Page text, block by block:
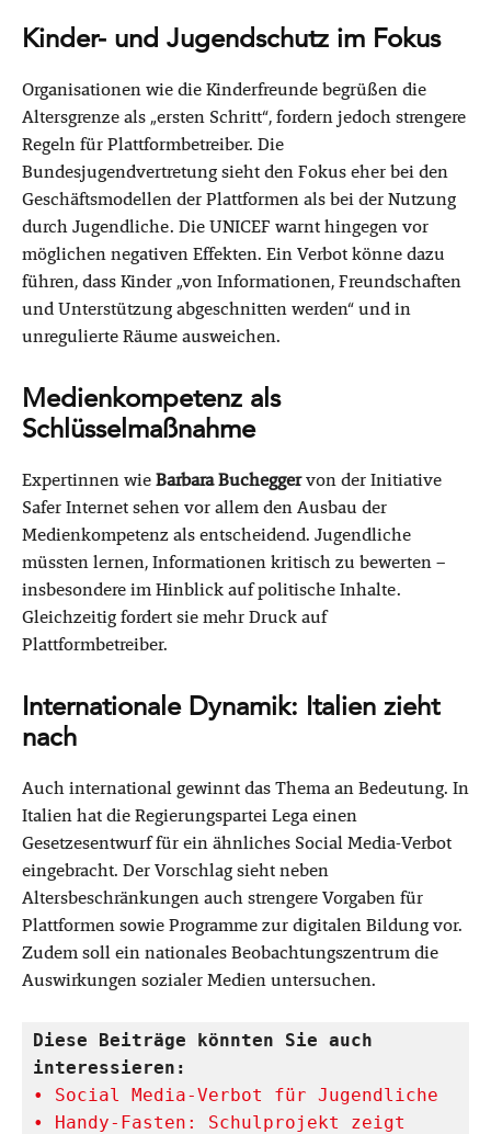
Kinder- und Jugendschutz im Fokus
Organisationen wie die Kinderfreunde begrüßen die
Altersgrenze als „ersten Schritt“, fordern jedoch strengere
Regeln für Plattformbetreiber. Die
Bundesjugendvertretung sieht den Fokus eher bei den
Geschäftsmodellen der Plattformen als bei der Nutzung
durch Jugendliche. Die UNICEF warnt hingegen vor
möglichen negativen Effekten. Ein Verbot könne dazu
führen, dass Kinder „von Informationen, Freundschaften
und Unterstützung abgeschnitten werden“ und in
unregulierte Räume ausweichen.
Medienkompetenz als
Schlüsselmaßnahme
Expertinnen wieBarbara Bucheggervon der Initiative
Safer Internet sehen vor allem den Ausbau der
Medienkompetenz als entscheidend. Jugendliche
müssten lernen, Informationen kritisch zu bewerten –
insbesondere im Hinblick auf politische Inhalte.
Gleichzeitig fordert sie mehr Druck auf
Plattformbetreiber.
Internationale Dynamik: Italien zieht
nach
Auch international gewinnt das Thema an Bedeutung. In
Italien hat die Regierungspartei Lega einen
Gesetzesentwurf für ein ähnliches Social Media-Verbot
eingebracht. Der Vorschlag sieht neben
Altersbeschränkungen auch strengere Vorgaben für
Plattformen sowie Programme zur digitalen Bildung vor.
Zudem soll ein nationales Beobachtungszentrum die
Auswirkungen sozialer Medien untersuchen.
Diese Beiträge könnten Sie auch
interessieren:
• Handy-Fasten: Schulprojekt zeigt